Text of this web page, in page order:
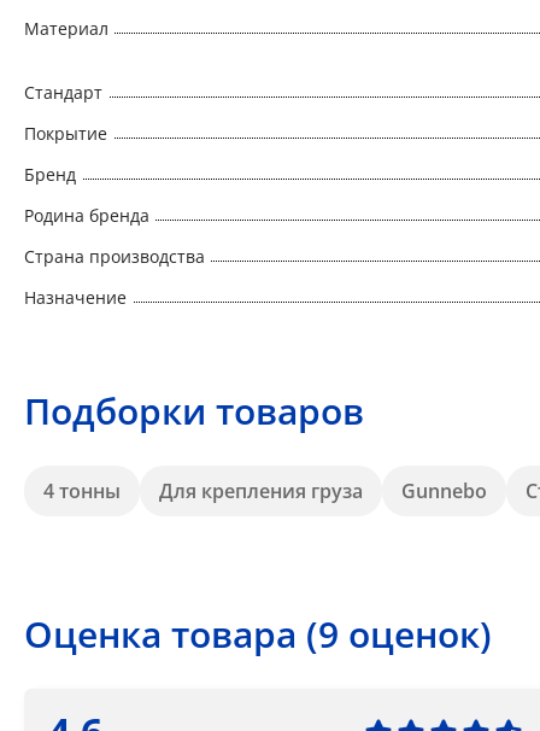
Материал
Стандарт
Покрытие
Бренд
Родина бренда
Страна производства
Назначение
Подборки товаров
4 тонны Для крепления груза Gunnebo
Оценка товара (9 оценок)